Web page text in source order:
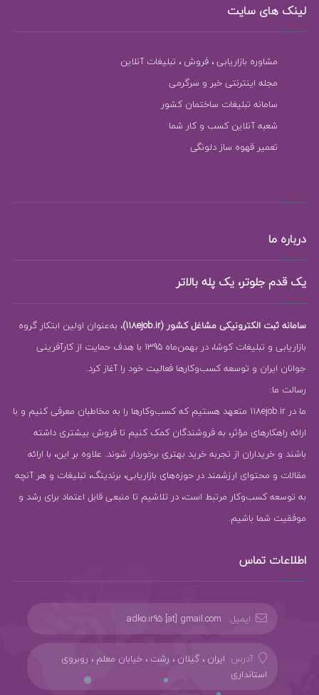
لینک های سایت
مشاوره بازاریابی ، فروش ، تبلیغات آنلاین
مجله اینترنتی خبر و سرگرمی
سامانه تبلیغات ساختمان کشور
شعبه آنلاین کسب و کار شما
تعمیر قهوه ساز دلونگی
درباره ما
یک قدم جلوتر، یک پله بالاتر
سامانه ثبت الکترونیکی مشاغل کشور (118ejob.ir)
، به‌عنوان اولین ابتکار گروه
بازاریابی و تبلیغات کوشا، در بهمن‌ماه 1395 با هدف حمایت از کارآفرینی
جوانان ایران و توسعه کسب‌وکارها فعالیت خود را آغاز کرد.
رسالت ما:
ما در 118ejob.ir متعهد هستیم که کسب‌وکارها را به مخاطبان معرفی کنیم و با
ارائه راهکارهای مؤثر، به فروشندگان کمک کنیم تا فروش بیشتری داشته
باشند و خریداران از تجربه خرید بهتری برخوردار شوند. علاوه بر این، با ارائه
مقالات و محتوای ارزشمند در حوزه‌های بازاریابی، برندینگ، تبلیغات و هر آنچه
به توسعه کسب‌وکار مرتبط است، در تلاشیم تا منبعی قابل اعتماد برای رشد و
موفقیت شما باشیم.
اطلاعات تماس
ایمیل: adko.ir95 [at] gmail.com
آدرس: ایران ، گیلان ، رشت ، خیابان معلم ، روبروی
استانداری